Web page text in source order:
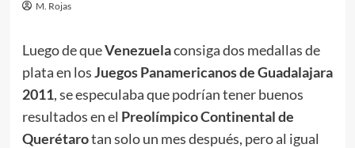
M. Rojas
Luego de queVenezuelaconsiga dos medallas de
plata en losJuegos Panamericanos de Guadalajara
2011, se especulaba que podrían tener buenos
resultados en el Preolímpico Continental de
Querétarotan solo un mes después, pero al igual